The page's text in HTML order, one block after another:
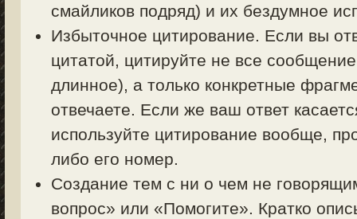
смайликов подряд) и их бездумное
Избыточное цитирование. Если вы
цитатой, цитируйте не все
длинное), а только конкретные
отвечаете. Если же ваш ответ
используйте цитирование вообще,
либо его номер.
Создание тем с ни о чем не
вопрос» или «Помогите». Кратко